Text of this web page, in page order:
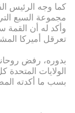
كما وجه الرئيس
مجموعة السبع
وأكد له أن القمة
تعرقل أميركا
بدوره، رفض
الولايات المتحدة
بسب ما أكدته